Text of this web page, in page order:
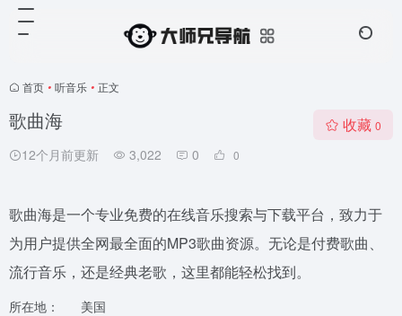
首页 • 听音乐 • 正文
歌曲海
12个月前更新 3,022 0 0
收藏 0
歌曲海是一个专业免费的在线音乐搜索与下载平台，致力于
为用户提供全网最全面的MP3歌曲资源。无论是付费歌曲、
流行音乐，还是经典老歌，这里都能轻松找到。
所在地：
美国